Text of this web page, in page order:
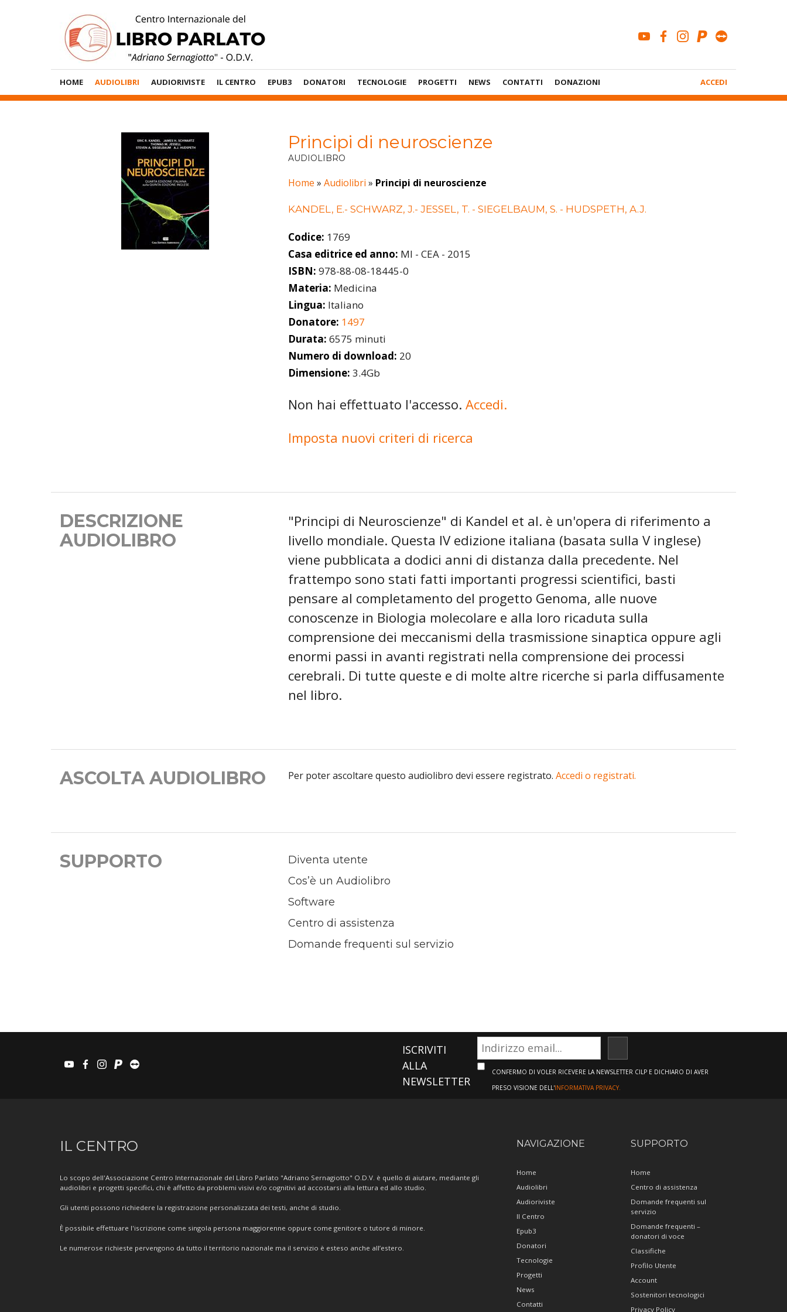
youtubefacebook
instagram
paypal
Menù
Principale
HOME AUDIOLIBRI AUDIORIVISTE IL CENTRO EPUB3 DONATORI TECNOLOGIE PROGETTI NEWS CONTATTI DONAZIONI
Account
ACCEDI
Principi di neuroscienze
AUDIOLIBRO
Home » Audiolibri » Principi di neuroscienze
KANDEL, E.- SCHWARZ, J.- JESSEL, T. - SIEGELBAUM, S. - HUDSPETH, A.J.
Codice: 1769
Casa editrice ed anno: MI - CEA - 2015
ISBN: 978-88-08-18445-0
Materia: Medicina
Lingua: Italiano
Donatore: 1497
Durata: 6575 minuti
Numero di download: 20
Dimensione: 3.4Gb
Non hai effettuato l'accesso. Accedi.
Imposta nuovi criteri di ricerca
DESCRIZIONE
AUDIOLIBRO
"Principi di Neuroscienze" di Kandel et al. è un'opera di riferimento a
livello mondiale. Questa IV edizione italiana (basata sulla V inglese)
viene pubblicata a dodici anni di distanza dalla precedente. Nel
frattempo sono stati fatti importanti progressi scientifici, basti
pensare al completamento del progetto Genoma, alle nuove
conoscenze in Biologia molecolare e alla loro ricaduta sulla
comprensione dei meccanismi della trasmissione sinaptica oppure agli
enormi passi in avanti registrati nella comprensione dei processi
cerebrali. Di tutte queste e di molte altre ricerche si parla diffusamente
nel libro.
ASCOLTA AUDIOLIBRO Per poter ascoltare questo audiolibro devi essere registrato. Accedi o registrati.
SUPPORTO
Diventa utente
Cos’è un Audiolibro
Software
Centro di assistenza
Domande frequenti sul servizio
youtubefacebook
instagram
paypalteamviewer
ISCRIVITI
ALLA
NEWSLETTER
CONFERMO DI VOLER RICEVERE LA NEWSLETTER CILP E DICHIARO DI AVER
PRESO VISIONE DELL'INFORMATIVA PRIVACY.
Informazioni
IL CENTRO
Lo scopo dell'Associazione Centro Internazionale del Libro Parlato "Adriano Sernagiotto" O.D.V. è quello di aiutare, mediante gli
audiolibri e progetti specifici, chi è affetto da problemi visivi e/o cognitivi ad accostarsi alla lettura ed allo studio.
Gli utenti possono richiedere la registrazione personalizzata dei testi, anche di studio.
È possibile effettuare l'iscrizione come singola persona maggiorenne oppure come genitore o tutore di minore.
Le numerose richieste pervengono da tutto il territorio nazionale ma il servizio è esteso anche all’estero.
NAVIGAZIONE
Home
Audiolibri
Audioriviste
Il Centro
Epub3
Donatori
Tecnologie
Progetti
News
Contatti
SUPPORTO
Home
Centro di assistenza
Domande frequenti sul
servizio
Domande frequenti –
donatori di voce
Classifiche
Profilo Utente
Account
Sostenitori tecnologici
Privacy Policy